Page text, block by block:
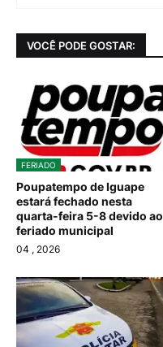
VOCÊ PODE GOSTAR:
FERIADO
Poupatempo de Iguape
estará fechado nesta
quarta-feira 5-8 devido ao
feriado municipal
04 , 2026